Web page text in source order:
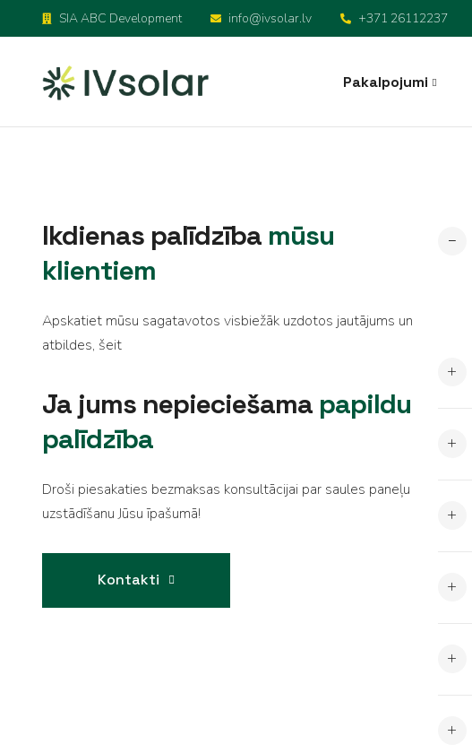
SIA ABC Development info@ivsolar.lv +371 26112237
Pakalpojumi
Ikdienas palīdzība mūsu
klientiem
Apskatiet mūsu sagatavotos visbiežāk uzdotos jautājums un
atbildes, šeit
Ja jums nepieciešama papildu
palīdzība
Droši piesakaties bezmaksas konsultācijai par saules paneļu
uzstādīšanu Jūsu īpašumā!
Kontakti